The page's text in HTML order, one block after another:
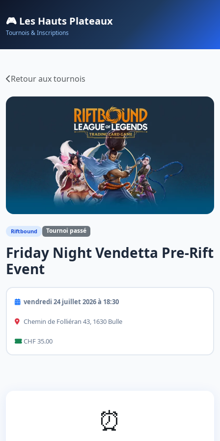
🎮 Les Hauts Plateaux
Tournois & Inscriptions
Retour aux tournois
Riftbound Tournoi passé
Friday Night Vendetta Pre-Rift
Event
vendredi 24 juillet 2026 à 18:30
Chemin de Folliéran 43, 1630 Bulle
CHF 35.00
⏰